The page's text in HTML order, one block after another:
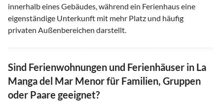
innerhalb eines Gebäudes, während ein Ferienhaus eine
eigenständige Unterkunft mit mehr Platz und häufig
privaten Außenbereichen darstellt.
Sind Ferienwohnungen und Ferienhäuser in La
Manga del Mar Menor für Familien, Gruppen
oder Paare geeignet?